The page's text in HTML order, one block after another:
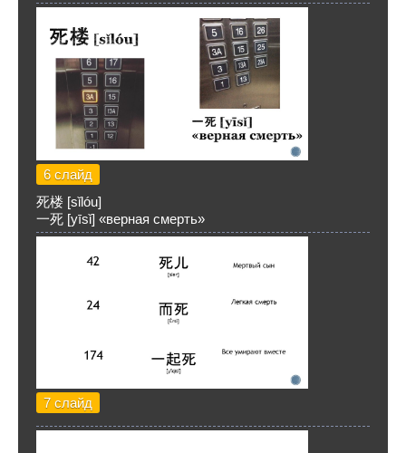
6 слайд
死楼 [sǐlóu]
一死 [yīsǐ] «верная смерть»
7 слайд